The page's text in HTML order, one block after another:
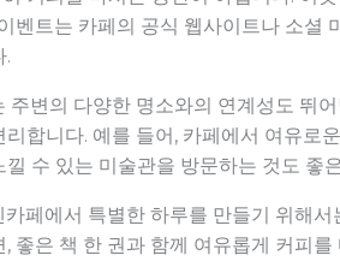
벤트는 카페의 공식 웹사이트나 소셜
.
주변의 다양한 명소와의 연계성도 뛰
합니다. 예를 들어, 카페에서 여유로
수 있는 미술관을 방문하는 것도 좋
카페에서 특별한 하루를 만들기 위해
좋은 책 한 권과 함께 여유롭게 커피